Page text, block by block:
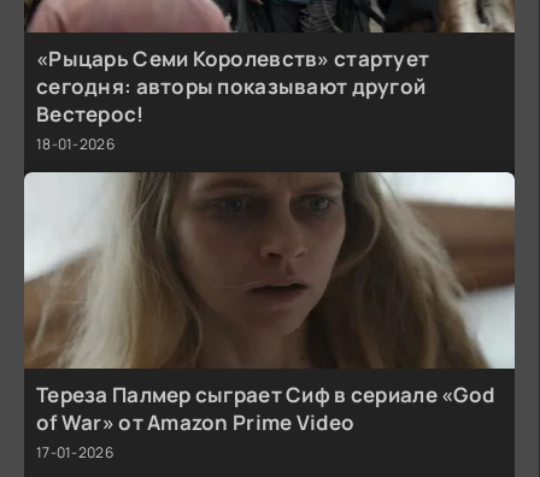
«Рыцарь Семи Королевств» стартует
сегодня: авторы показывают другой
Вестерос!
18-01-2026
Тереза Палмер сыграет Сиф в сериале «God
of War» от Amazon Prime Video
17-01-2026